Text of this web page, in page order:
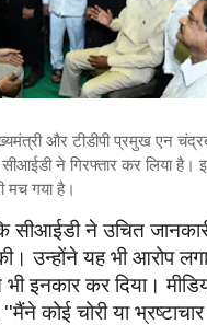
और टीडीपी प्रमुख एन
ने गिरफ्तार कर लिया है।
मच गया है।
सीआईडी ने उचित जानकारी
उन्होंने यह भी आरोप
इनकार कर दिया।
कोई चोरी या